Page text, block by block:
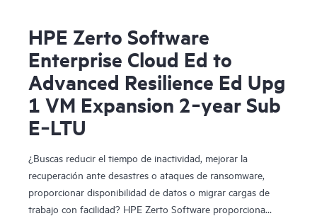
HPE Zerto Software
Enterprise Cloud Ed to
Advanced Resilience Ed Upg
1 VM Expansion 2‑year Sub
E‑LTU
¿Buscas reducir el tiempo de inactividad, mejorar la
recuperación ante desastres o ataques de ransomware,
proporcionar disponibilidad de datos o migrar cargas de
trabajo con facilidad? HPE Zerto Software proporciona